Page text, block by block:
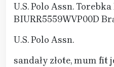
U.S. Polo Assn.
BIURR5559WVP00D
U.S. Polo Assn.
sandały złote, mum fit